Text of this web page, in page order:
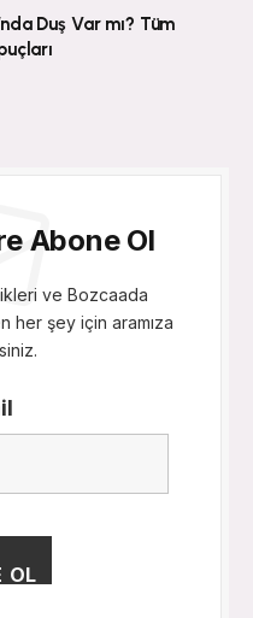
Duş Var mı? Tüm
Abone Ol
ve Bozcaada
her şey için aramıza